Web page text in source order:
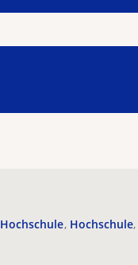
Hochschule Hochschule